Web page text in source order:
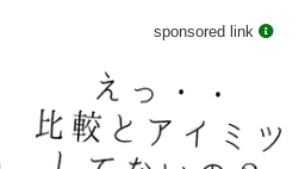
sponsored link